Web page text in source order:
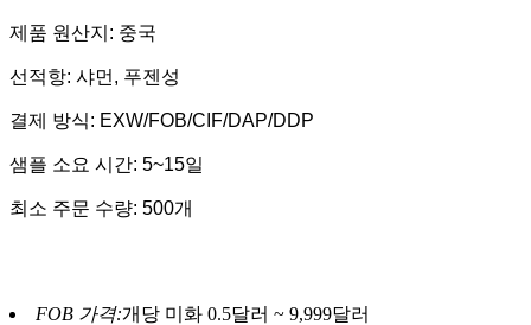
제품 원산지: 중국
선적항: 샤먼, 푸젠성
결제 방식: EXW/FOB/CIF/DAP/DDP
샘플 소요 시간: 5~15일
최소 주문 수량: 500개
FOB 가격:개당 미화 0.5달러 ~ 9,999달러